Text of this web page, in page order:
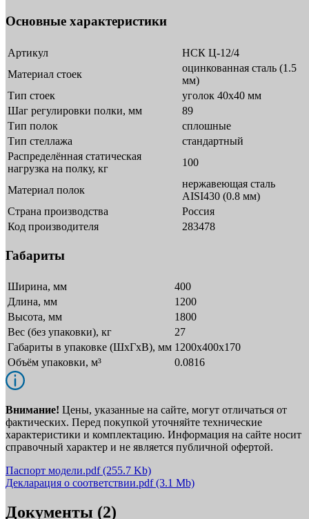
Основные характеристики
Артикул
НСК Ц-12/4
Материал стоек
оцинкованная сталь (1.5
мм)
Тип стоек
уголок 40х40 мм
Шаг регулировки полки, мм
89
Тип полок
сплошные
Тип стеллажа
стандартный
Распределённая статическая
нагрузка на полку, кг
100
Материал полок
нержавеющая сталь
AISI430 (0.8 мм)
Страна производства
Россия
Код производителя
283478
Габариты
Ширина, мм
400
Длина, мм
1200
Высота, мм
1800
Вес (без упаковки), кг
27
Габариты в упаковке (ШxГxВ), мм 1200х400х170
Объём упаковки, м³
0.0816
Внимание! Цены, указанные на сайте, могут отличаться от
фактических. Перед покупкой уточняйте технические
характеристики и комплектацию. Информация на сайте носит
справочный характер и не является публичной офертой.
Паспорт модели.pdf(255.7 Kb)
Декларация о соответствии.pdf(3.1 Mb)
Документы (2)